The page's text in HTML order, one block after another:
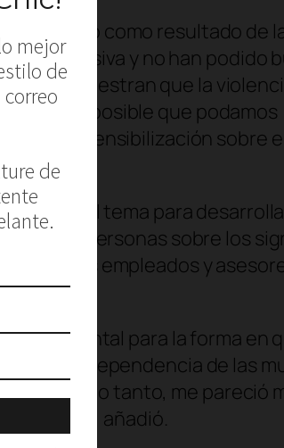
por ciento como resultado de
abusiva y no han podido
muestran que la
es posible que podamos
a la sensibilización sobre
sobre el tema para
de personas sobre los
a los empleados y
para la forma en
y la independencia de las
“Por lo tanto, me pareció
añadió.